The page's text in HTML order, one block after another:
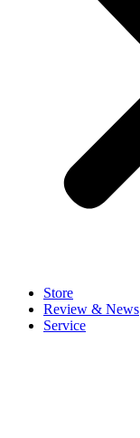
Store
Review & News
Service